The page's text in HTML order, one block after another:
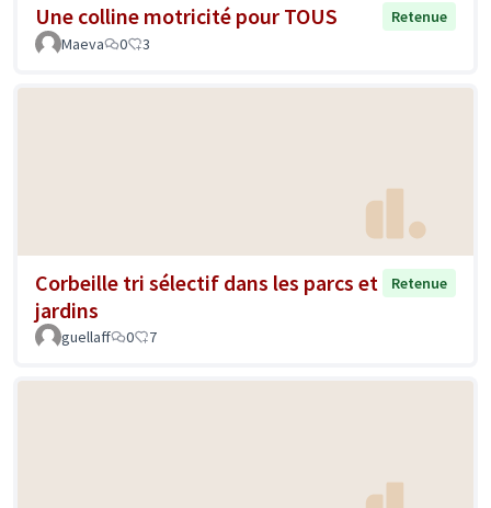
Une colline motricité pour TOUS
Retenue
Maeva
0 3
Corbeille tri sélectif dans les parcs et
jardins
Retenue
guellaff 0 7